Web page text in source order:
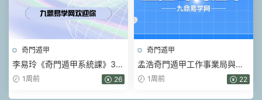
奇門遁甲
李易玲《奇門遁甲系統課》39
集視頻
1周前 26
奇門遁甲
孟浩奇門遁甲工作事業局與财
局理論學習班 視頻8集
1周前 22